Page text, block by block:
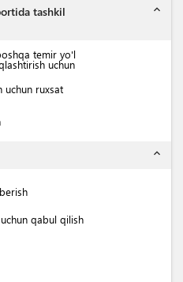
tashkil
expand_less
temir yo'l
uchun
uchun ruxsat
expand_less
qabul qilish